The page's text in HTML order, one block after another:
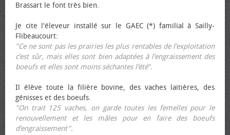
Brassart le font très bien.
Je cite l'éleveur installé sur le GAEC (*) familial à Sailly-
Flibeaucourt:
"Ce ne sont pas les prairies les plus rentables de l’exploitation
c’est sûr, mais elles sont bien adaptées à l’engraissement des
bœufs et elles sont moins séchantes l’été".
Il élève toute la filière bovine, des vaches laitières, des
génisses et des bœufs.
"On trait 125 vaches, on garde toutes les femelles pour le
renouvellement et les mâles pour en faire des bœufs
d’engraissement".